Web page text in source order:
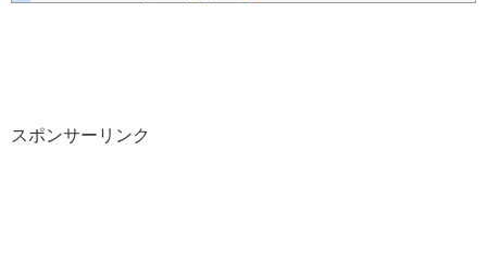
スポンサーリンク